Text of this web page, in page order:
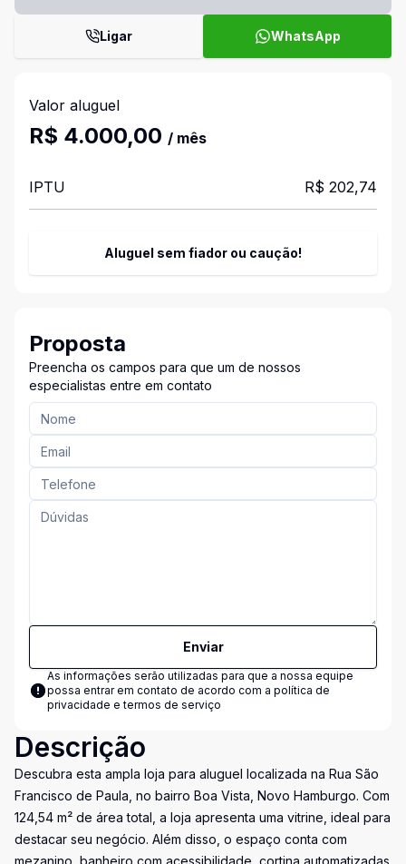
Ligar WhatsApp
Valor aluguel
R$ 4.000,00 / mês
IPTU R$ 202,74
Aluguel sem fiador ou caução!
Proposta
Preencha os campos para que um de nossos
especialistas entre em contato
Enviar
As informações serão utilizadas para que a nossa equipe
possa entrar em contato de acordo com a política de
privacidade e termos de serviço
Descrição
Descubra esta ampla loja para aluguel localizada na Rua São
Francisco de Paula, no bairro Boa Vista, Novo Hamburgo. Com
124,54 m² de área total, a loja apresenta uma vitrine, ideal para
destacar seu negócio. Além disso, o espaço conta com
mezanino, banheiro com acessibilidade, cortina automatizadas